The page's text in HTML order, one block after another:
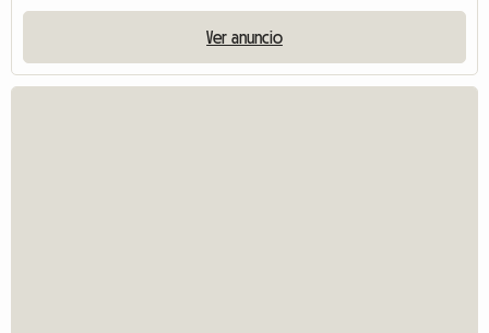
Ver anuncio